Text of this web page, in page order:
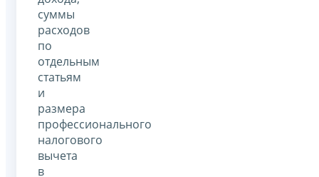
суммы
расходов
по
отдельным
статьям
и
размера
профессионального
налогового
вычета
в